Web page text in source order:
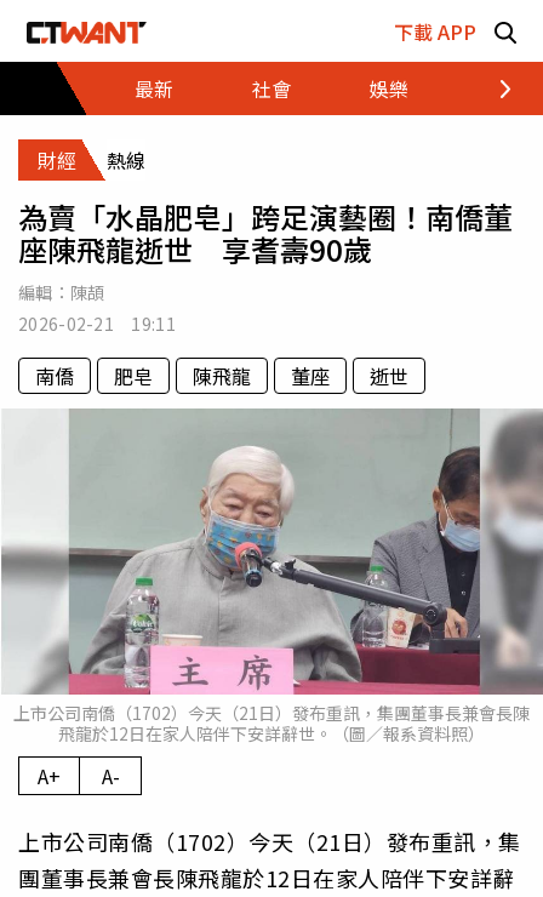
下載 APP
最新
社會 娛樂 財經
財經 熱線
為賣「水晶肥皂」跨足演藝圈！南僑董
座陳飛龍逝世 享耆壽90歲
編輯： 陳頡
2026-02-21 19:11
南僑 肥皂 陳飛龍 董座 逝世
上市公司南僑（1702）今天（21日）發布重訊，集團董事長兼會長陳
飛龍於12日在家人陪伴下安詳辭世。（圖／報系資料照）
A+ A-
上市公司南僑（1702）今天（21日）發布重訊，集
團董事長兼會長陳飛龍於12日在家人陪伴下安詳辭